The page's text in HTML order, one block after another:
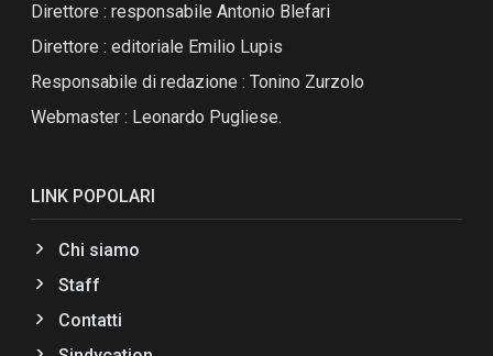
Direttore : responsabile Antonio Blefari
Direttore : editoriale Emilio Lupis
Responsabile di redazione : Tonino Zurzolo
Webmaster : Leonardo Pugliese.
LINK POPOLARI
Chi siamo
Staff
Contatti